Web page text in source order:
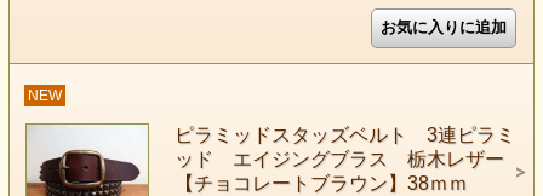
NEW
ピラミッドスタッズベルト 3連ピラミ
ッド エイジングブラス 栃木レザー
【チョコレートブラウン】38ｍｍ